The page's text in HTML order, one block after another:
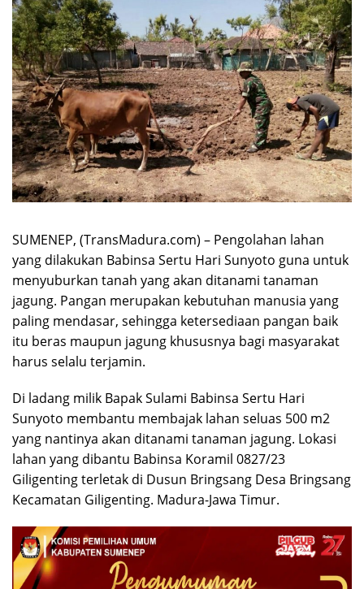
SUMENEP, (TransMadura.com) – Pengolahan lahan
yang dilakukan Babinsa Sertu Hari Sunyoto guna untuk
menyuburkan tanah yang akan ditanami tanaman
jagung. Pangan merupakan kebutuhan manusia yang
paling mendasar, sehingga ketersediaan pangan baik
itu beras maupun jagung khususnya bagi masyarakat
harus selalu terjamin.
Di ladang milik Bapak Sulami Babinsa Sertu Hari
Sunyoto membantu membajak lahan seluas 500 m2
yang nantinya akan ditanami tanaman jagung. Lokasi
lahan yang dibantu Babinsa Koramil 0827/23
Giligenting terletak di Dusun Bringsang Desa Bringsang
Kecamatan Giligenting. Madura-Jawa Timur.